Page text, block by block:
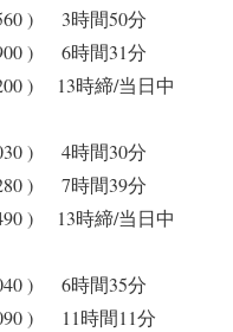
) 3時間50分
) 6時間31分
) 13時締/当日中
) 4時間30分
) 7時間39分
) 13時締/当日中
) 6時間35分
) 11時間11分